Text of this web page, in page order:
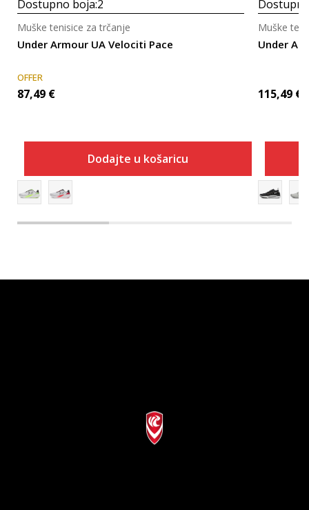
Dostupno boja:2
Under Armour UA Velociti Pace
Muške tenisice za trčanje
OFFER
87,49 €
Dodajte u košaricu
Under
Muške
115,49 €